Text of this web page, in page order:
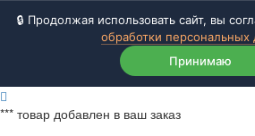
🔒 Продолжая использовать сайт, вы
обработки персональных
Принимаю
*** товар добавлен в ваш заказ